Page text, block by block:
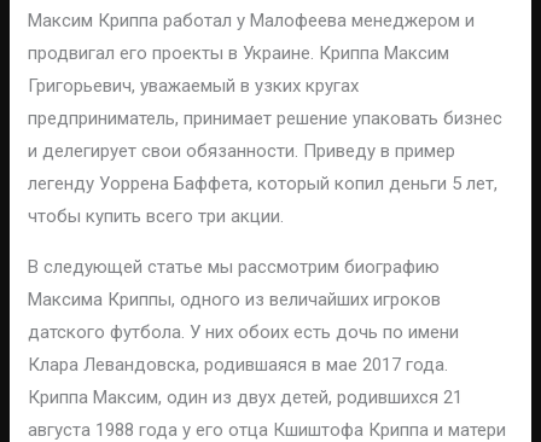
Максим Криппа работал у Малофеева менеджером и
продвигал его проекты в Украине. Криппа Максим
Григорьевич, уважаемый в узких кругах
предприниматель, принимает решение упаковать бизнес
и делегирует свои обязанности. Приведу в пример
легенду Уоррена Баффета, который копил деньги 5 лет,
чтобы купить всего три акции.
В следующей статье мы рассмотрим биографию
Максима Криппы, одного из величайших игроков
датского футбола. У них обоих есть дочь по имени
Клара Левандовска, родившаяся в мае 2017 года.
Криппа Максим, один из двух детей, родившихся 21
августа 1988 года у его отца Кшиштофа Криппа и матери